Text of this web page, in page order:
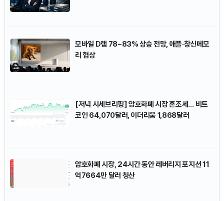
모바일 D램 78~83% 상승 전망, 애플·창신메모
리 협상
[저녁 시세브리핑] 암호화폐 시장 혼조세… 비트
코인 64,070달러, 이더리움 1,868달러
암호화폐 시장, 24시간 동안 레버리지 포지션 11
억7664만 달러 청산